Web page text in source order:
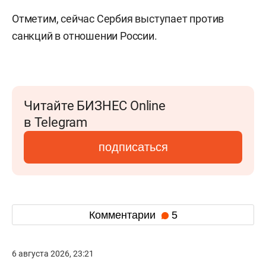
Отметим, сейчас Сербия выступает против
санкций в отношении России.
Читайте БИЗНЕС Online
в Telegram
подписаться
Комментарии 5
6 августа 2026, 23:21